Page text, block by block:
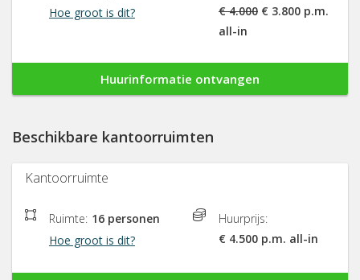
Hoe groot is dit?
€ 4.000 € 3.800 p.m.
all-in
Huurinformatie ontvangen
Beschikbare kantoorruimten
Kantoorruimte
Ruimte: 16 personen
Hoe groot is dit?
Huurprijs:
€ 4.500 p.m. all-in